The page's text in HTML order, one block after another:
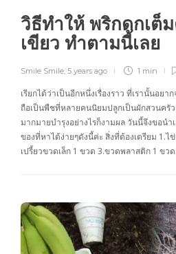
วิธีทำให้ พริกดกเต็
เขียว ทำตามนี้เลย
Smile Smile 5 years ago 1 min
เรียกได้ว่าเป็นอีกหนึ่งเรื่องราว ที่เรานั้นอย
ถือเป็นพืชที่หลายคนนิยมปลูกเป็นผักสวนค
มากมายบำรุงอย่างไรก็งามผล วันนี้จึงขอน
ของที่หาได้ง่ายๆดังนี้ค่ะ สิ่งที่ต้องเตรียม 1.ไ
เปรี้ยวขวดเล็ก 1 ขวด 3.ขวดพลาสติก 1 ขว